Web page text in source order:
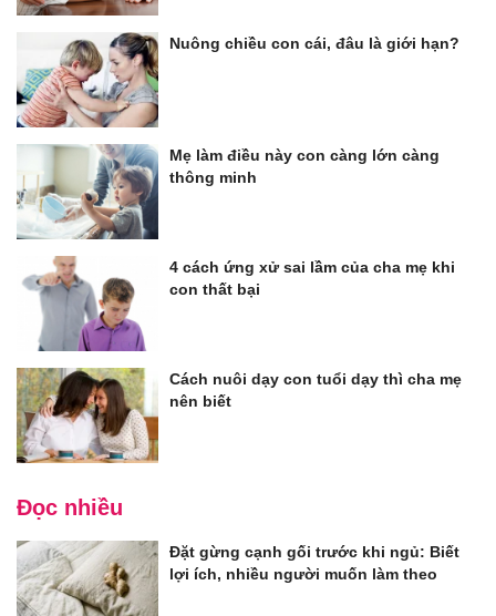
Nuông chiều con cái, đâu là giới hạn?
Mẹ làm điều này con càng lớn càng
thông minh
4 cách ứng xử sai lầm của cha mẹ khi
con thất bại
Cách nuôi dạy con tuổi dạy thì cha mẹ
nên biết
Đọc nhiều
Đặt gừng cạnh gối trước khi ngủ: Biết
lợi ích, nhiều người muốn làm theo